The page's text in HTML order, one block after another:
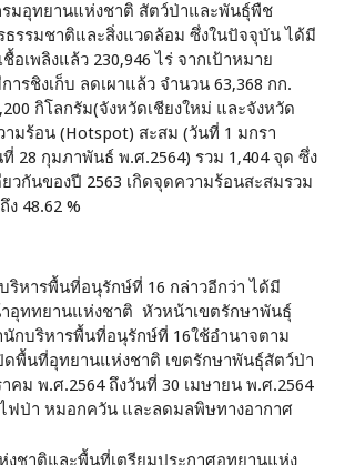
มอุทยานแห่งชาติ สัตว์ป่าและพันธุ์พืช
ธรรมชาติและสิ่งแวดล้อม ซึ่งในปัจจุบัน ได้มี
อเพลิงแล้ว 230,946 ไร่ จากเป้าหมาย
ารชิงเก็บ ลดเผาแล้ว จำนวน 63,368 กก.
กิโลกรัม(จังหวัดเชียงใหม่ และจังหวัด
มร้อน (Hotspot) สะสม (วันที่ 1 มกรา
28 กุมภาพันธ์ พ.ศ.2564) รวม 1,404 จุด ซึ่ง
ยวกันของปี 2563 เกิดจุดความร้อนสะสมรวม
ง 48.62 %
ริหารพื้นที่อนุรักษ์ที่ 16 กล่าวอีกว่า ได้มี
อุททยานแห่งชาติ หัวหน้าเขตรักษาพันธุ์
นักบริหารพื้นที่อนุรักษ์ที่ 16ใช้อำนาจตาม
พื้นที่อุทยานแห่งชาติ เขตรักษาพันธุ์สัตว์ป่า
คม พ.ศ.2564 ถึงวันที่ 30 เมษายน พ.ศ.2564
ฟป่า หมอกควัน และลดมลพิษทางอากาศ
ชาติและพื้นที่เตรียมประกาศอุทยานแห่ง